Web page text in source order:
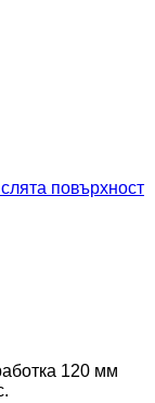
повърхност
120 мм